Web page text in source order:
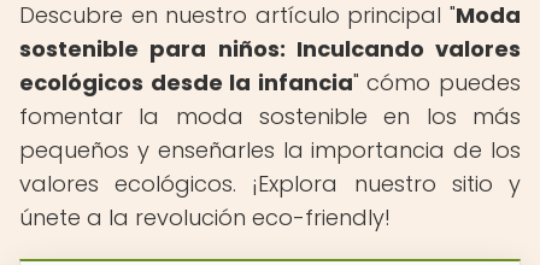
Descubre en nuestro artículo principal "Moda
sostenible para niños: Inculcando valores
ecológicos desde la infancia" cómo puedes
fomentar la moda sostenible en los más
pequeños y enseñarles la importancia de los
valores ecológicos. ¡Explora nuestro sitio y
únete a la revolución eco-friendly!